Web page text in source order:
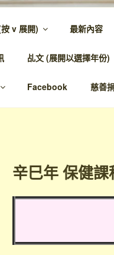
金蘭觀
金蘭至誠，神人溫
v 展開) 最新內容
乩文 (展開以選擇年份)
Facebook 慈善
辛巳年 保健